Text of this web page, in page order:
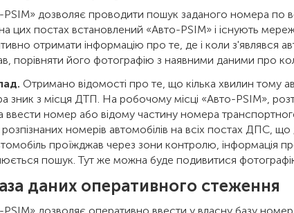
PSIM» дозволяє проводити пошук заданого номера по
цих постах встановлений «Авто-PSIM» і існують
отримати інформацію про те, де і коли з'являвся
порівняти його фотографію з наявними даними про
Отримано відомості про те, що кілька хвилин
зник з місця ДТП. На робочому місці «Авто-PSIM»,
номер або відому частину номера
номерів автомобілів на всіх постах ДПС,
проїжджав через зони контролю, інформація
пошук. Тут же можна буде подивитися
даних оперативного стеження